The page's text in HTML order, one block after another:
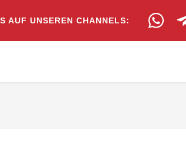
AUF UNSEREN CHANNELS: